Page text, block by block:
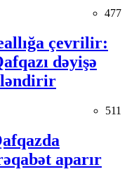
477
çevrilir:
dəyişə
511
aparır